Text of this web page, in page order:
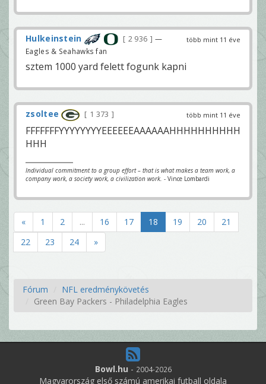
több mint 11 éve
Hulkeinstein 2 936
—
Eagles & Seahawks fan
sztem 1000 yard felett fogunk kapni
több mint 11 éve
zsoltee 1 373
FFFFFFFYYYYYYYYEEEEEEAAAAAAHHHHHHHHHH
HHH
Individual commitment to a group effort – that is what makes a team work, a
company work, a society work, a civilization work. - Vince Lombardi
« 1 2 ... 16 17 18 19 20
21
22
23 24 »
Fórum
NFL eredménykövetés
Green Bay Packers - Philadelphia Eagles
Bowl.hu - 2004-2026
Magyarország első számú amerikai futball oldala